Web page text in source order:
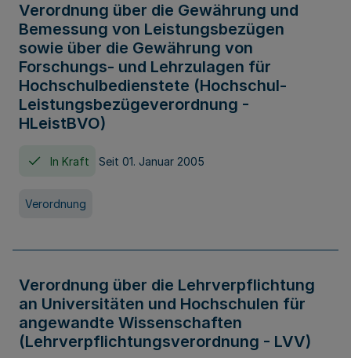
Verordnung über die Gewährung und
Bemessung von Leistungsbezügen
sowie über die Gewährung von
Forschungs- und Lehrzulagen für
Hochschulbedienstete (Hochschul-
Leistungsbezügeverordnung -
HLeistBVO)
In Kraft Seit 01. Januar 2005
Verordnung
Verordnung über die Lehrverpflichtung
an Universitäten und Hochschulen für
angewandte Wissenschaften
(Lehrverpflichtungsverordnung - LVV)